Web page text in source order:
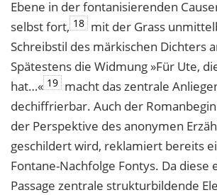
Ebene in der fontanisierenden
selbst fort, 18 mit der Grass
Schreibstil des märkischen Dichters
Spätestens die Widmung »Für Ute,
hat…« 19 macht das zentrale
dechiffrierbar. Auch der
der Perspektive des anonymen
geschildert wird, reklamiert bereits
Fontane-Nachfolge Fontys. Da diese
Passage zentrale strukturbildende